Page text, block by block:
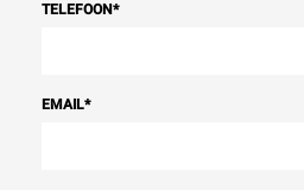
TELEFOON*
EMAIL*